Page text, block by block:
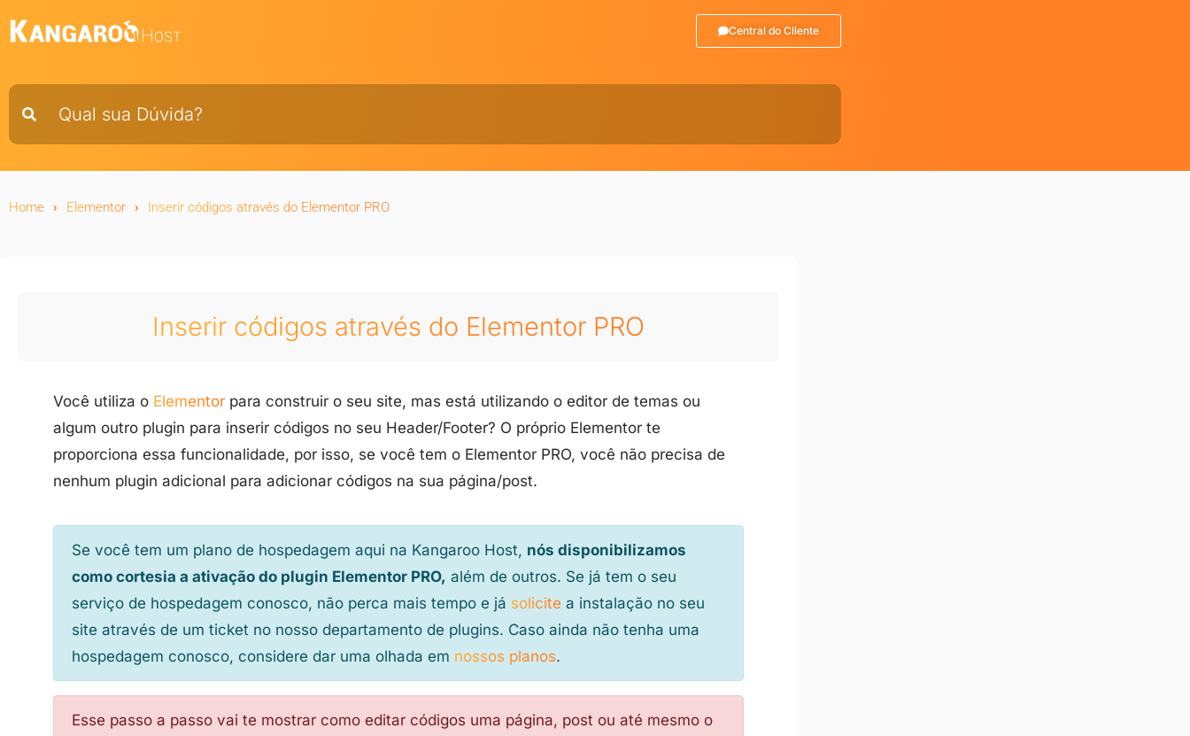
Central do Cliente
Home Elementor Inserir códigos através do Elementor PRO
Inserir códigos através do Elementor PRO
Você utiliza o Elementor para construir o seu site, mas está utilizando o editor de temas ou
algum outro plugin para inserir códigos no seu Header/Footer? O próprio Elementor te
proporciona essa funcionalidade, por isso, se você tem o Elementor PRO, você não precisa de
nenhum plugin adicional para adicionar códigos na sua página/post.
Se você tem um plano de hospedagem aqui na Kangaroo Host, nós disponibilizamos
como cortesia a ativação do plugin Elementor PRO, além de outros. Se já tem o seu
serviço de hospedagem conosco, não perca mais tempo e já solicite a instalação no seu
site através de um ticket no nosso departamento de plugins. Caso ainda não tenha uma
hospedagem conosco, considere dar uma olhada em nossos planos.
Esse passo a passo vai te mostrar como editar códigos uma página, post ou até mesmo o